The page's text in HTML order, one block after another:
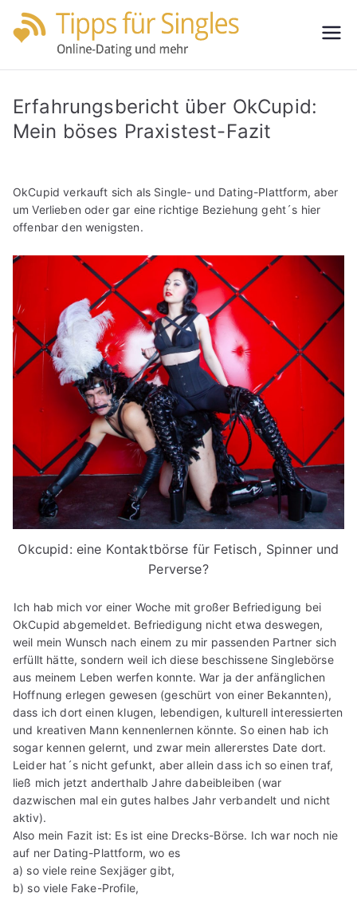
Zum
Inhalt
für
Single
s
Erfahrungsbericht über OkCupid:
Mein böses Praxistest-Fazit
OkCupid verkauft sich als Single- und Dating-Plattform, aber
um Verlieben oder gar eine richtige Beziehung geht´s hier
offenbar den wenigsten.
Okcupid: eine Kontaktbörse für Fetisch, Spinner und
Perverse?
Ich hab mich vor einer Woche mit großer Befriedigung bei
OkCupid abgemeldet. Befriedigung nicht etwa deswegen,
weil mein Wunsch nach einem zu mir passenden Partner sich
erfüllt hätte, sondern weil ich diese beschissene Singlebörse
aus meinem Leben werfen konnte. War ja der anfänglichen
Hoffnung erlegen gewesen (geschürt von einer Bekannten),
dass ich dort einen klugen, lebendigen, kulturell interessierten
und kreativen Mann kennenlernen könnte. So einen hab ich
sogar kennen gelernt, und zwar mein allererstes Date dort.
Leider hat´s nicht gefunkt, aber allein dass ich so einen traf,
ließ mich jetzt anderthalb Jahre dabeibleiben (war
dazwischen mal ein gutes halbes Jahr verbandelt und nicht
aktiv).
Also mein Fazit ist: Es ist eine Drecks-Börse. Ich war noch nie
auf ner Dating-Plattform, wo es
a) so viele reine Sexjäger gibt,
b) so viele Fake-Profile,